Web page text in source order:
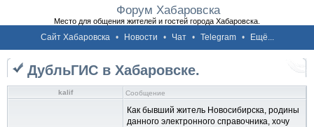
Форум Хабаровска
Место для общения жителей и гостей города Хабаровска.
Сайт Хабаровска • Новости • Чат • Telegram • Ещё...
ДубльГИС в Хабаровске.
kalif Сообщение
Как бывший житель Новосибирска, родины
данного электронного справочника, хочу